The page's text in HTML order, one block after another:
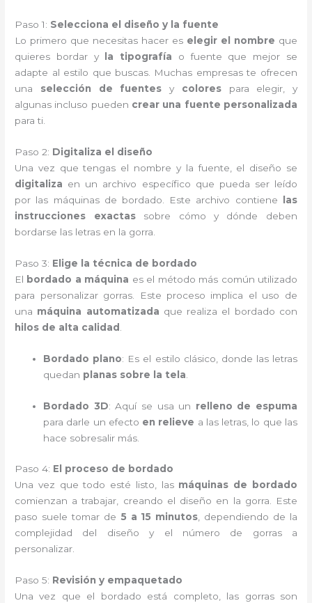
Paso 1: Selecciona el diseño y la fuente
Lo primero que necesitas hacer es elegir el nombre que
quieres bordar y
la tipografía o fuente que mejor se
adapte al estilo que buscas. Muchas empresas te ofrecen
una selección de fuentes y colorespara elegir, y
algunas incluso pueden crear una fuente personalizada
para ti.
Paso 2: Digitaliza el diseño
Una vez que tengas el nombre y la fuente, el diseño se
digitaliza en un archivo específico que pueda ser leído
por las máquinas de bordado. Este archivo contiene
las
instrucciones exactassobre cómo y dónde deben
bordarse las letras en la gorra.
Paso 3: Elige la técnica de bordado
El bordado a máquina es el método más común utilizado
para personalizar gorras. Este proceso implica el uso de
una máquina automatizada que realiza el bordado con
hilos de alta calidad
Bordado plano: Es el estilo clásico, donde las letras
quedan planas sobre la tela
Bordado 3D: Aquí se usa un relleno de espuma
para darle un efecto en relieve a las letras, lo que las
hace sobresalir más.
Paso 4: El proceso de bordado
Una vez que todo esté listo, las máquinas de bordado
comienzan a trabajar, creando el diseño en la gorra. Este
paso suele tomar de 5 a 15 minutos, dependiendo de la
complejidad del diseño y el número de gorras a
personalizar.
Paso 5: Revisión y empaquetado
Una vez que el bordado está completo, las gorras son